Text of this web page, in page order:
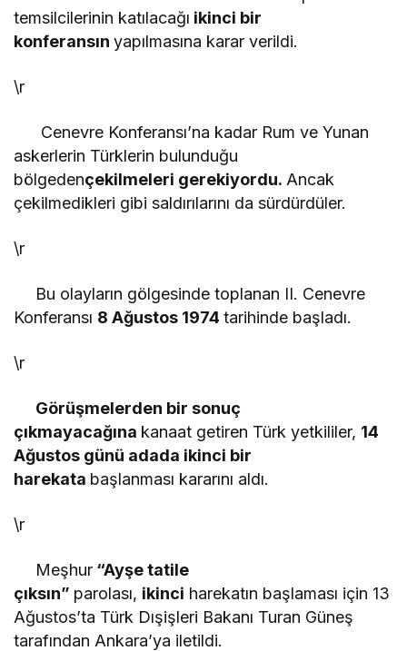
temsilcilerinin katılacağı ikinci bir
konferansınyapılmasına karar verildi.
\r
Cenevre Konferansı’na kadar Rum ve Yunan
askerlerin Türklerin bulunduğu
bölgedençekilmeleri gerekiyordu. Ancak
çekilmedikleri gibi saldırılarını da sürdürdüler.
\r
Bu olayların gölgesinde toplanan II. Cenevre
Konferansı 8 Ağustos 1974tarihinde başladı.
\r
Görüşmelerden bir sonuç
çıkmayacağına kanaat getiren Türk yetkililer, 14
Ağustos günü adada ikinci bir
harekata başlanması kararını aldı.
\r
Meşhur “Ayşe tatile
çıksın” parolası, ikinci harekatın başlaması için 13
Ağustos’ta Türk Dışişleri Bakanı Turan Güneş
tarafından Ankara’ya iletildi.